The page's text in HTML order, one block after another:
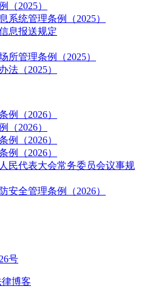
（2025）
系统管理条例（2025）
息报送规定
所管理条例（2025）
法（2025）
例（2026）
（2026）
例（2026）
例（2026）
民代表大会常务委员会议事规
安全管理条例（2026）
号
博客